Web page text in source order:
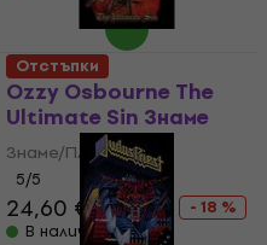
Ozzy Osbourne The
Ultimate Sin Знаме
Знаме/Плакат
5/5
24,60 €29,90 €
- 18 %
В наличност
Отстъпки